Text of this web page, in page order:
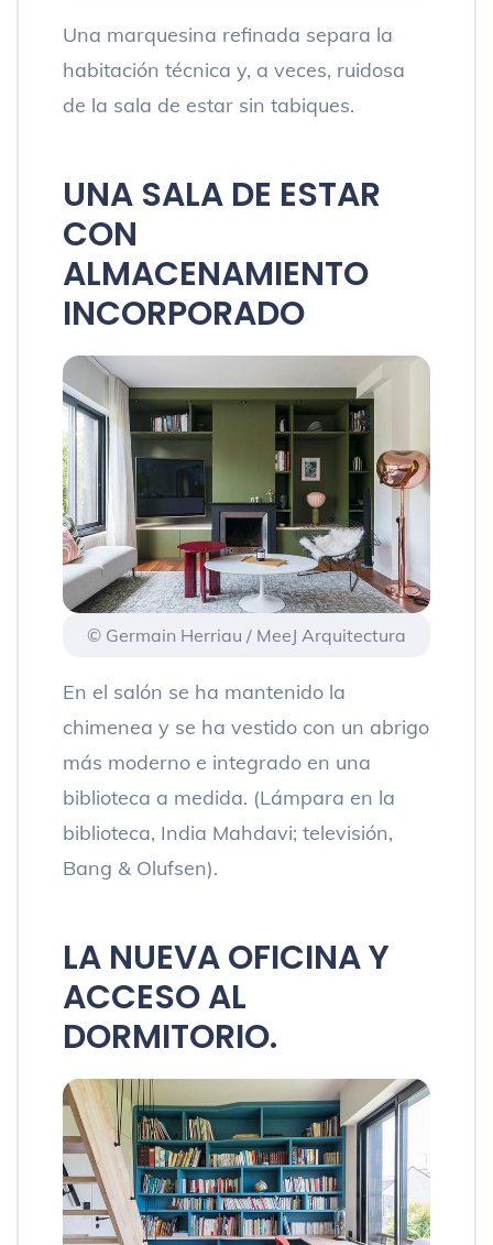
Una marquesina refinada separa la
habitación técnica y, a veces, ruidosa
de la sala de estar sin tabiques.
UNA SALA DE ESTAR
CON
ALMACENAMIENTO
INCORPORADO
© Germain Herriau / MeeJ Arquitectura
En el salón se ha mantenido la
chimenea y se ha vestido con un abrigo
más moderno e integrado en una
biblioteca a medida. (Lámpara en la
biblioteca, India Mahdavi; televisión,
Bang & Olufsen).
LA NUEVA OFICINA Y
ACCESO AL
DORMITORIO.